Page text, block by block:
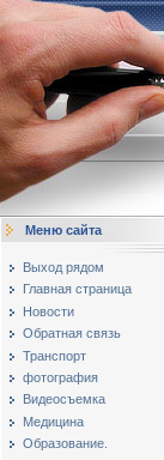
Меню сайта
Выход рядом
Главная страница
Новости
Обратная связь
Транспорт
фотография
Видеосъемка
Медицина
Образование.